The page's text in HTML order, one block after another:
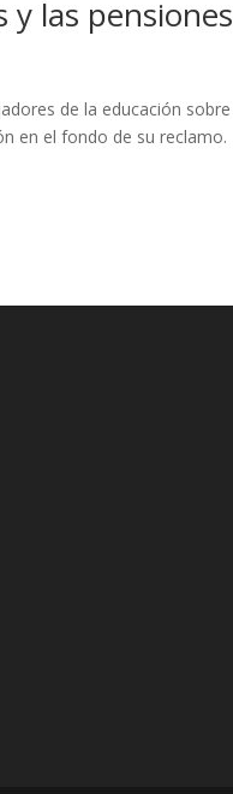
y las pensiones
de la educación
en el fondo de su